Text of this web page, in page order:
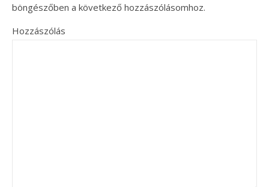
böngészőben a következő hozzászólásomhoz.
Hozzászólás